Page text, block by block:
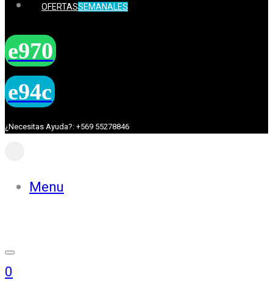
OFERTASSEMANALES
¿Necesitas Ayuda?: +569 55278846
Menu
0